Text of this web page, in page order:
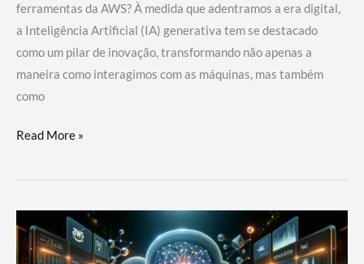
ferramentas da AWS? À medida que adentramos a era digital,
a Inteligência Artificial (IA) generativa tem se destacado
como um pilar de inovação, transformando não apenas a
maneira como interagimos com as máquinas, mas também
como
Desenvolvimento
um
com
AWS
Read More »